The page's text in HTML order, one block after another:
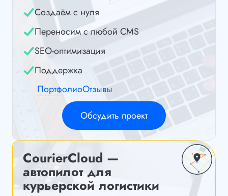
Создаём с нуля
Переносим с любой CMS
SEO-оптимизация
Поддержка
ПортфолиоОтзывы
Обсудить проект
CourierCloud —
автопилот для
курьерской логистики